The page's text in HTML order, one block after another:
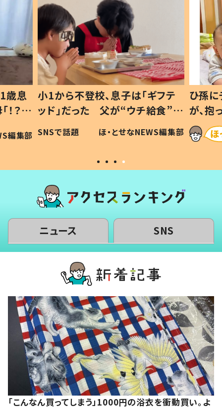
歳息
？」
編集部
小1から不登校、息子は「ギフテ
ッド」だった 父が“ウチ給食”を
作り続ける理由とは #令和の親
#令和の子
SNSで話題 ほ・とせなNEWS編集部
ひ孫
が、
「涙が
い」
ニュース SNS
「こんなん買ってしまう」1000円の浴衣を衝動買い。よ